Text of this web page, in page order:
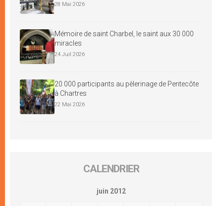
28 Mai 2026
Mémoire de saint Charbel, le saint aux 30 000
miracles
24 Juil 2026
20 000 participants au pèlerinage de Pentecôte
à Chartres
22 Mai 2026
CALENDRIER
juin 2012